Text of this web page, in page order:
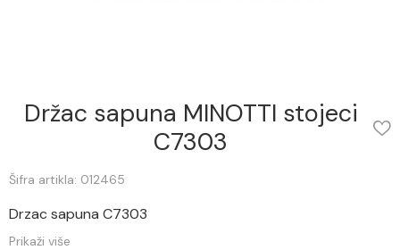
Držac sapuna MINOTTI stojeci
C7303
Šifra artikla: 012465
Drzac sapuna C7303
Prikaži više